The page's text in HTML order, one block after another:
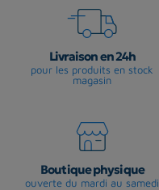
Livraison en 24h
pour les produits en stock
magasin
Boutique physique
ouverte du mardi au samedi